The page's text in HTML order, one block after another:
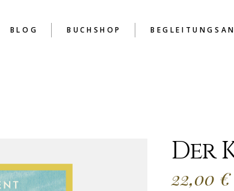
BLOG BUCHSHOP
Der
22,00 €